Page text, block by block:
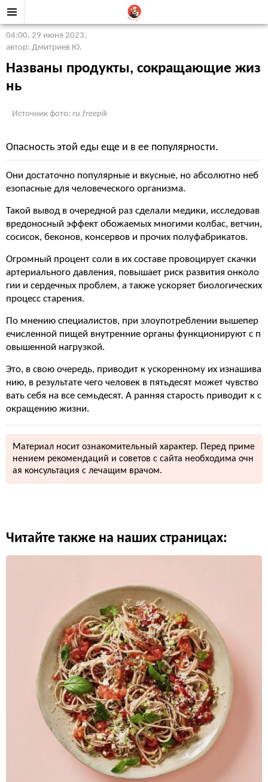
04:00, 29 июня 2023,
автор: Дмитриев Ю.
Названы продукты, сокращающие жиз
нь
Источник фото: ru.freepik
Опасность этой еды еще и в ее популярности.
Они достаточно популярные и вкусные, но абсолютно неб
езопасные для человеческого организма.
Такой вывод в очередной раз сделали медики, исследовав
вредоносный эффект обожаемых многими колбас, ветчин,
сосисок, беконов, консервов и прочих полуфабрикатов.
Огромный процент соли в их составе провоцирует скачки
артериального давления, повышает риск развития онколо
гии и сердечных проблем, а также ускоряет биологических
процесс старения.
По мнению специалистов, при злоупотреблении вышепер
ечисленной пищей внутренние органы функционируют с п
овышенной нагрузкой.
Это, в свою очередь, приводит к ускоренному их изнашива
нию, в результате чего человек в пятьдесят может чувство
вать себя на все семьдесят. А ранняя старость приводит к с
окращению жизни.
Материал носит ознакомительный характер. Перед приме
нением рекомендаций и советов с сайта необходима очн
ая консультация с лечащим врачом.
Читайте также на наших страницах: